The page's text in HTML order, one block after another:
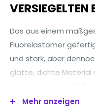
VERSIEGELTEN
Das aus einem
Fluorelastomer
und stark, aber
glatte, dichte Material
Ein innovativer Pin-
Mehr anzeigen